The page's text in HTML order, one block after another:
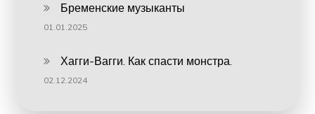
Бременские музыканты
01.01.2025
Хагги-Вагги. Как спасти монстра.
02.12.2024